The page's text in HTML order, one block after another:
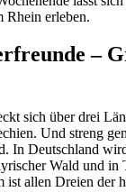
–
sich über drei
Und streng
In Deutschland
Wald und in
ist allen Dreien der